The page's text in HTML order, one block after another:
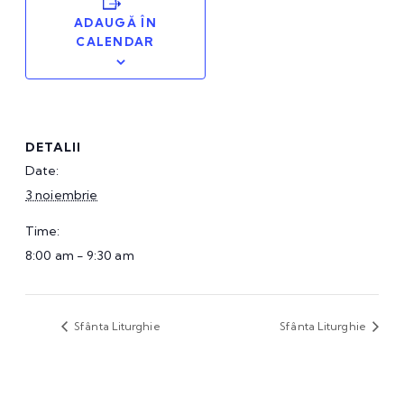
ADAUGĂ ÎN
CALENDAR
DETALII
Date:
3 noiembrie
Time:
8:00 am - 9:30 am
Sfânta Liturghie Sfânta Liturghie